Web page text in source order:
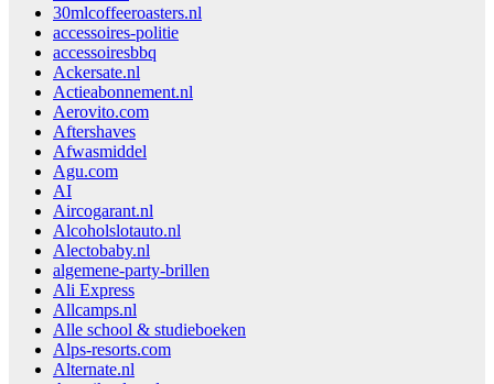
30mlcoffeeroasters.nl
accessoires-politie
accessoiresbbq
Ackersate.nl
Actieabonnement.nl
Aerovito.com
Aftershaves
Afwasmiddel
Agu.com
AI
Aircogarant.nl
Alcoholslotauto.nl
Alectobaby.nl
algemene-party-brillen
Ali Express
Allcamps.nl
Alle school & studieboeken
Alps-resorts.com
Alternate.nl